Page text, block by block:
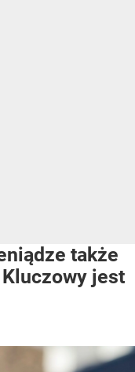
także
jest